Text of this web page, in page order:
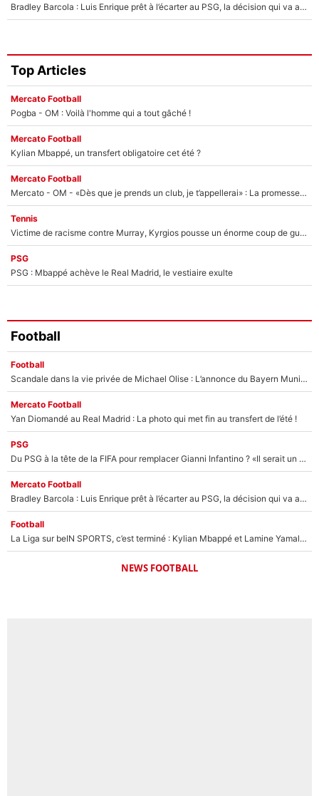
Bradley Barcola : Luis Enrique prêt à l’écarter au PSG, la décision qui va accélérer son transfert à Liverpool ?
Top Articles
Mercato Football
Pogba - OM : Voilà l'homme qui a tout gâché !
Mercato Football
Kylian Mbappé, un transfert obligatoire cet été ?
Mercato Football
Mercato - OM - «Dès que je prends un club, je t’appellerai» : La promesse de Marcelino au moment de claquer la porte
Tennis
Victime de racisme contre Murray, Kyrgios pousse un énorme coup de gueule !
PSG
PSG : Mbappé achève le Real Madrid, le vestiaire exulte
Football
Football
Scandale dans la vie privée de Michael Olise : L’annonce du Bayern Munich sur son enfant caché
Mercato Football
Yan Diomandé au Real Madrid : La photo qui met fin au transfert de l’été !
PSG
Du PSG à la tête de la FIFA pour remplacer Gianni Infantino ? «Il serait un mauvais président», le patron de la Liga s'attaque à Nasser Al-Khelaïfi !
Mercato Football
Bradley Barcola : Luis Enrique prêt à l’écarter au PSG, la décision qui va accélérer son transfert à Liverpool ?
Football
La Liga sur beIN SPORTS, c’est terminé : Kylian Mbappé et Lamine Yamal changent de chaîne, «le moment était venu d'ouvrir un nouveau chapitre»
NEWS FOOTBALL